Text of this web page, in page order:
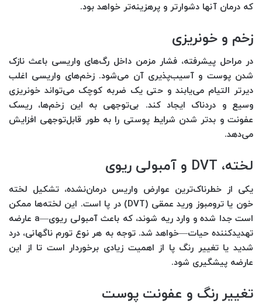
که درمان آنها دشوارتر و پرهزینه‌تر خواهد بود.
زخم و خونریزی
در مراحل پیشرفته، فشار مزمن داخل رگ‌های واریسی باعث نازک
شدن پوست و آسیب‌پذیری آن می‌شود. زخم‌های واریسی اغلب
دیرتر التیام می‌یابند و حتی یک ضربه کوچک می‌تواند خونریزی
وسیع و دردناک ایجاد کند. بی‌توجهی به این زخم‌ها، ریسک
عفونت و بدتر شدن شرایط پوستی را به طور قابل‌توجهی افزایش
می‌دهد.
لخته، DVT و آمبولی ریوی
یکی از خطرناک‌ترین عوارض واریس درمان‌نشده، تشکیل لخته
خون یا ترومبوز ورید عمقی (DVT) در پا است. این لخته‌ها ممکن
است جدا شده و وارد ریه شوند، که باعث آمبولی ریوی—a عارضه
تهدیدکننده حیات—خواهد شد. توجه به هر نوع تورم ناگهانی، درد
شدید یا تغییر رنگ پا از اهمیت زیادی برخوردار است تا از این
عارضه پیشگیری شود.
تغییر رنگ و عفونت پوست